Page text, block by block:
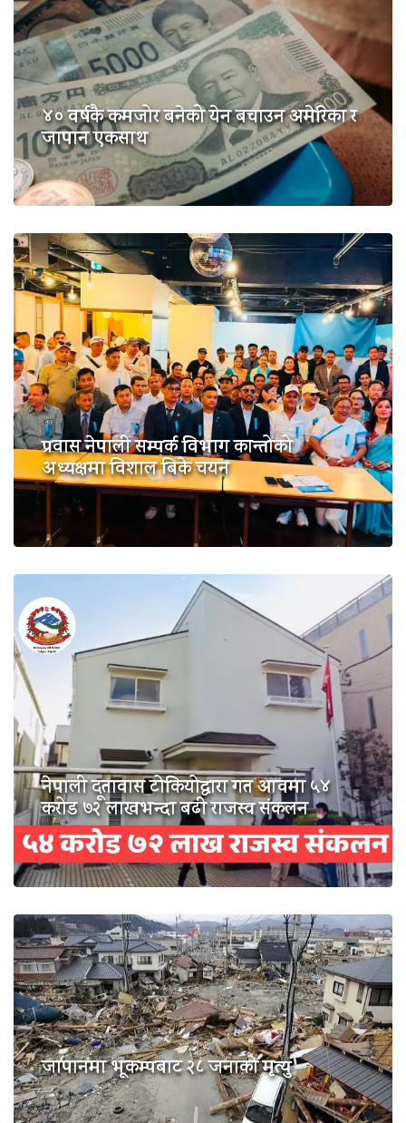
४० वर्षकै कमजोर बनेको येन बचाउन अमेरिका र
जापान एकसाथ
प्रवास नेपाली सम्पर्क विभाग कान्तोको
अध्यक्षमा विशाल बिके चयन
नेपाली दूतावास टोकियोद्वारा गत आवमा ५४
करोड ७२ लाखभन्दा बढी राजस्व संकलन
जापानमा भूकम्पबाट २८ जनाको मृत्यु